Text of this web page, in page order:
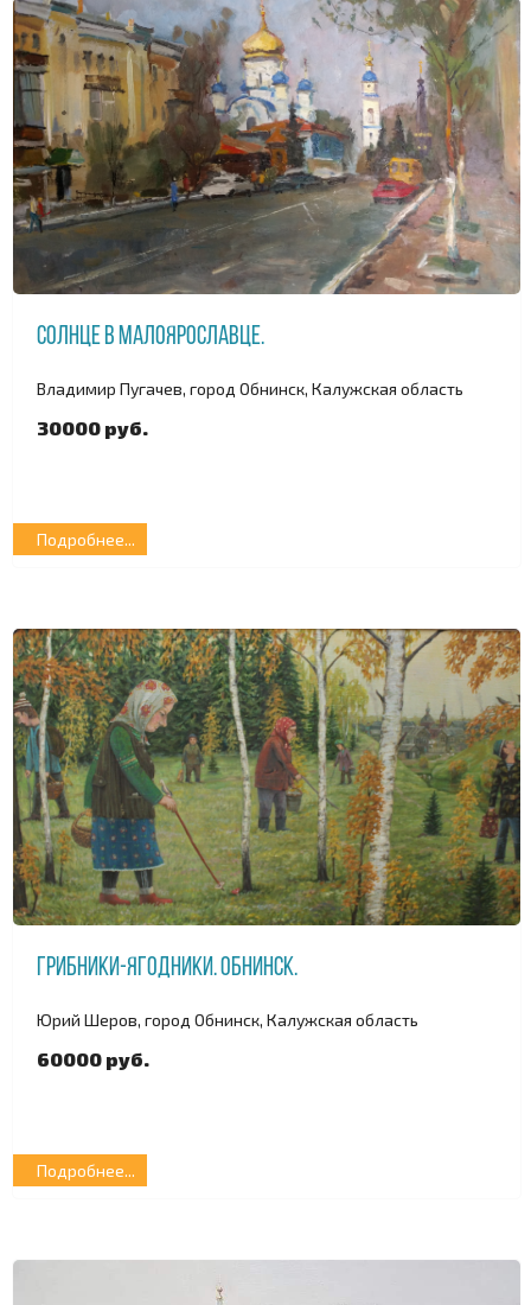
Солнце в Малоярославце.
Владимир Пугачев, город Обнинск, Калужская область
30000 руб.
Подробнее...
Грибники-ягодники. Обнинск.
Юрий Шеров, город Обнинск, Калужская область
60000 руб.
Подробнее...